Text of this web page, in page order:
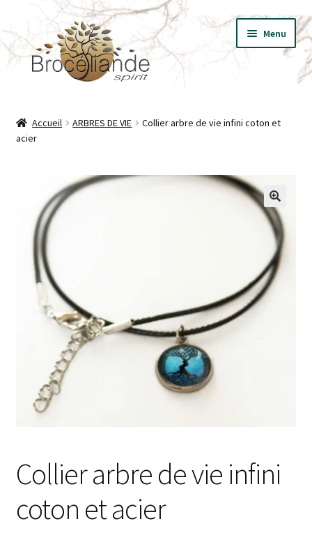
à
la
au
contenu
Menu
VÊTEMENTS
T-SHIRT LES ESSENTIELS
LIVRES
PRESSE
Accueil ARBRES DE VIE
Collier arbre de vie infini coton et
acier
🔍
Collier arbre de vie infini
coton et acier